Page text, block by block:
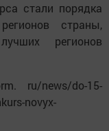
стали порядка
страны,
регионов
ru/news/do-15-
novyx-